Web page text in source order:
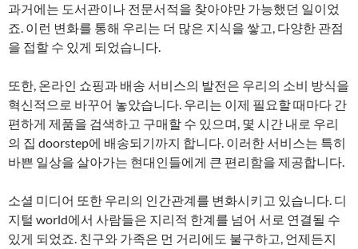
과거에는 도서관이나 전문서적을 찾아야만 가능했던 일이었
죠. 이런 변화를 통해 우리는 더 많은 지식을 쌓고, 다양한 관점
을 접할 수 있게 되었습니다.
또한, 온라인 쇼핑과 배송 서비스의 발전은 우리의 소비 방식을
혁신적으로 바꾸어 놓았습니다. 우리는 이제 필요할 때마다 간
편하게 제품을 검색하고 구매할 수 있으며, 몇 시간 내로 우리
의 집 doorstep에 배송되기까지 합니다. 이러한 서비스는 특히
바쁜 일상을 살아가는 현대인들에게 큰 편리함을 제공합니다.
소셜 미디어 또한 우리의 인간관계를 변화시키고 있습니다. 디
지털 world에서 사람들은 지리적 한계를 넘어 서로 연결될 수
있게 되었죠. 친구와 가족은 먼 거리에도 불구하고, 언제든지